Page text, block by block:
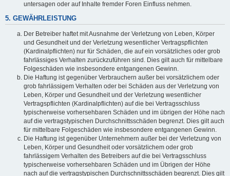
untersagen oder auf Inhalte fremder Foren Einfluss nehmen.
5. GEWÄHRLEISTUNG
Der Betreiber haftet mit Ausnahme der Verletzung von Leben, Körper
und Gesundheit und der Verletzung wesentlicher Vertragspflichten
(Kardinalpflichten) nur für Schäden, die auf ein vorsätzliches oder grob
fahrlässiges Verhalten zurückzuführen sind. Dies gilt auch für mittelbare
Folgeschäden wie insbesondere entgangenen Gewinn.
Die Haftung ist gegenüber Verbrauchern außer bei vorsätzlichem oder
grob fahrlässigem Verhalten oder bei Schäden aus der Verletzung von
Leben, Körper und Gesundheit und der Verletzung wesentlicher
Vertragspflichten (Kardinalpflichten) auf die bei Vertragsschluss
typischerweise vorhersehbaren Schäden und im übrigen der Höhe nach
auf die vertragstypischen Durchschnittsschäden begrenzt. Dies gilt auch
für mittelbare Folgeschäden wie insbesondere entgangenen Gewinn.
Die Haftung ist gegenüber Unternehmern außer bei der Verletzung von
Leben, Körper und Gesundheit oder vorsätzlichem oder grob
fahrlässigem Verhalten des Betreibers auf die bei Vertragsschluss
typischerweise vorhersehbaren Schäden und im Übrigen der Höhe
nach auf die vertragstypischen Durchschnittsschäden begrenzt. Dies gilt